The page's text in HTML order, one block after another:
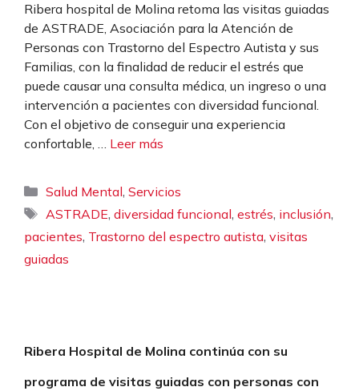
Ribera hospital de Molina retoma las visitas guiadas
de ASTRADE, Asociación para la Atención de
Personas con Trastorno del Espectro Autista y sus
Familias, con la finalidad de reducir el estrés que
puede causar una consulta médica, un ingreso o una
intervención a pacientes con diversidad funcional.
Con el objetivo de conseguir una experiencia
confortable, … Leer más
Categorías
Salud Mental,Servicios
Etiquetas
ASTRADE,diversidad funcional,estrés, inclusión,
pacientes, Trastorno del espectro autista, visitas
guiadas
Ribera Hospital de Molina continúa con su
programa de visitas guiadas con personas con